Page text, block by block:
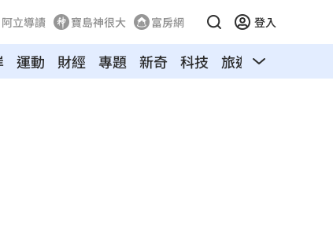
阿立導讀 寶島神很大 富房網 登入
運動 財經 專題 新奇 科技 旅遊 汽車